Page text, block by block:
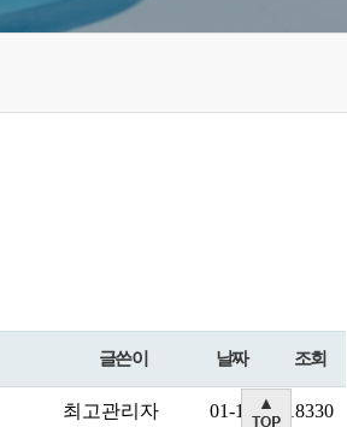
글쓴이 날짜 조회
최고관리자 01-19 18330